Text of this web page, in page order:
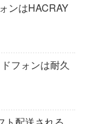
ンはHACRAY
フォンは耐久